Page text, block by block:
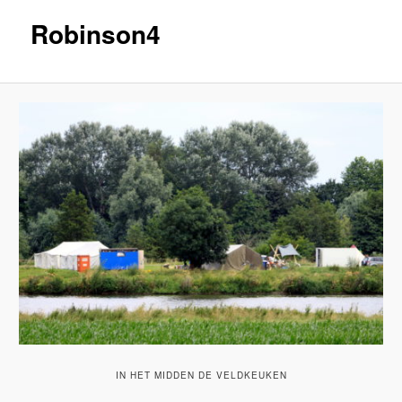
Robinson4
IN HET MIDDEN DE VELDKEUKEN